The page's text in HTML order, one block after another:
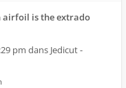
airfoil is the extrado
pm dans Jedicut -